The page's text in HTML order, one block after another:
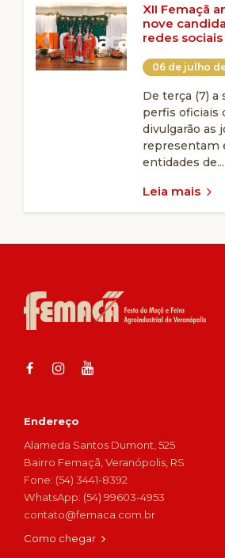
XII Femaçã
nove
redes sociais
06 de julho
De terça (7) a
perfis oficiais
divulgarão as
representam
entidades de...
Leia mais
Endereço
Alameda Santos Dumont, 525
Bairro Femaçã, Veranópolis, RS
Fone: (54) 3441-8392
WhatsApp: (54) 99603-4953
contato@femaca.com.br
Como chegar